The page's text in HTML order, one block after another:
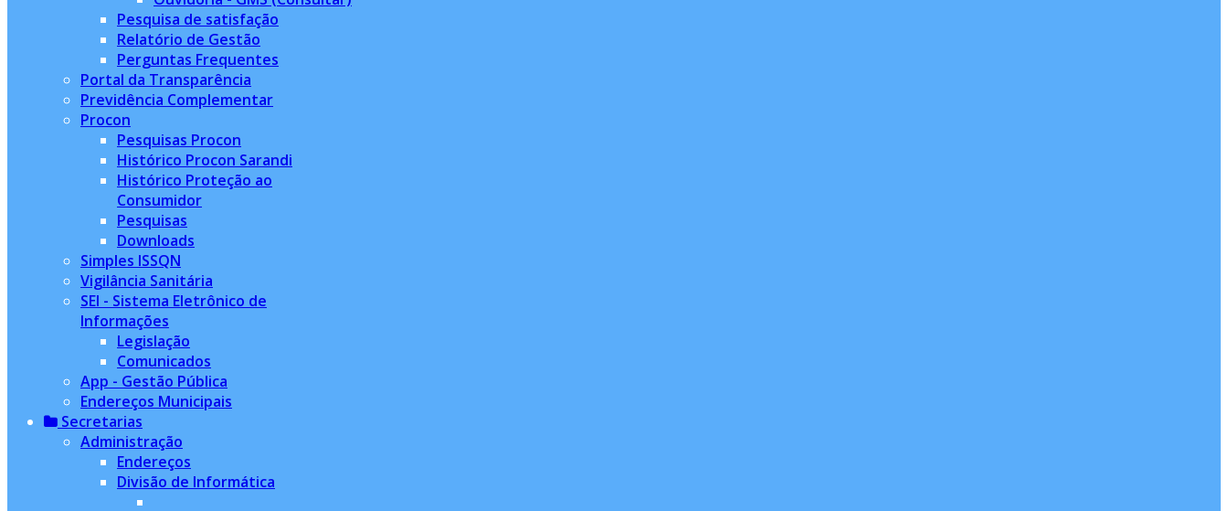
Pesquisa de satisfação
Relatório de Gestão
Perguntas Frequentes
Portal da Transparência
Previdência Complementar
Procon
Pesquisas Procon
Histórico Procon Sarandi
Histórico Proteção ao
Consumidor
Pesquisas
Downloads
Simples ISSQN
Vigilância Sanitária
SEI - Sistema Eletrônico de
Informações
Legislação
Comunicados
App - Gestão Pública
Endereços Municipais
Secretarias
Administração
Endereços
Divisão de Informática